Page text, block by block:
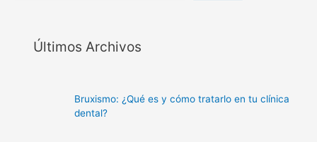
Últimos Archivos
Bruxismo: ¿Qué es y cómo tratarlo en tu clínica
dental?